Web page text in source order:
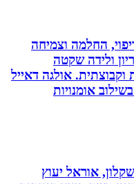
החלמה וצמיחה
ולידה שקטה
אולגה דאייל
אומנויות‏
אוראל יעוץ